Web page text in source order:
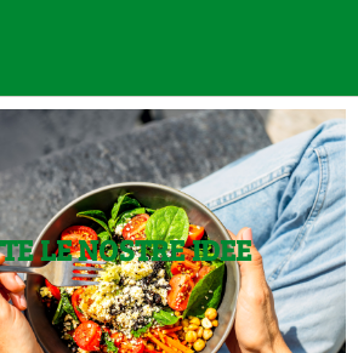
LE NOSTRE IDEE